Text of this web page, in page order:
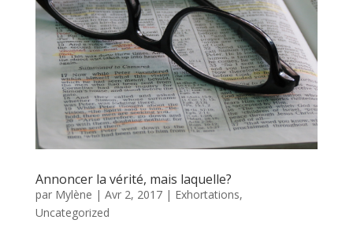
Annoncer la vérité, mais laquelle?
par Mylène | Avr 2, 2017| Exhortations,
Uncategorized